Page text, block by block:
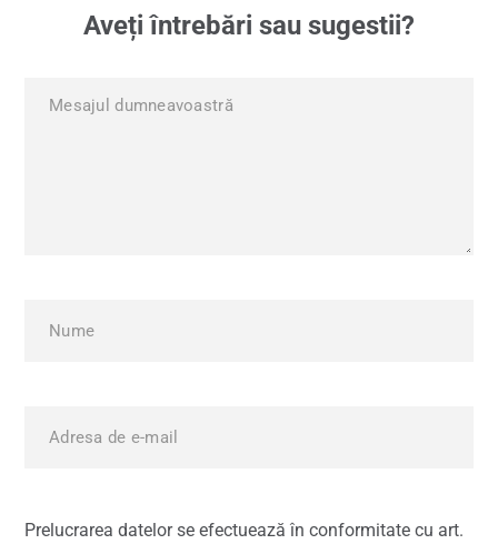
Aveți întrebări sau sugestii?
Prelucrarea datelor se efectuează în conformitate cu art.